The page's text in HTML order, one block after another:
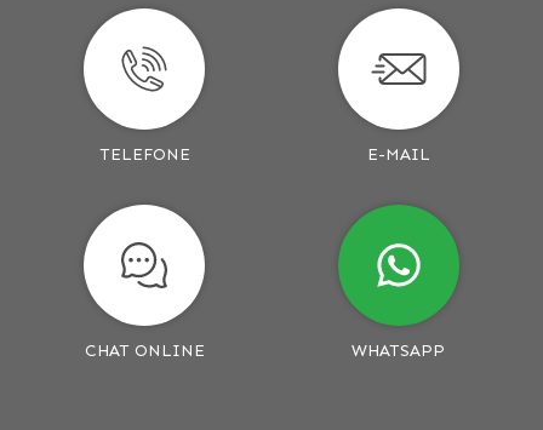
TELEFONE E-MAIL
CHAT ONLINE WHATSAPP